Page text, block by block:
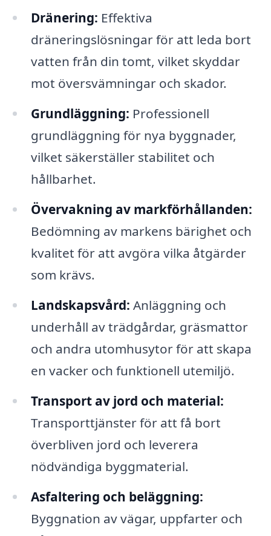
Dränering: Effektiva
dräneringslösningar för att leda bort
vatten från din tomt, vilket skyddar
mot översvämningar och skador.
Grundläggning: Professionell
grundläggning för nya byggnader,
vilket säkerställer stabilitet och
hållbarhet.
Övervakning av markförhållanden:
Bedömning av markens bärighet och
kvalitet för att avgöra vilka åtgärder
som krävs.
Landskapsvård: Anläggning och
underhåll av trädgårdar, gräsmattor
och andra utomhusytor för att skapa
en vacker och funktionell utemiljö.
Transport av jord och material:
Transporttjänster för att få bort
överbliven jord och leverera
nödvändiga byggmaterial.
Asfaltering och beläggning:
Byggnation av vägar, uppfarter och